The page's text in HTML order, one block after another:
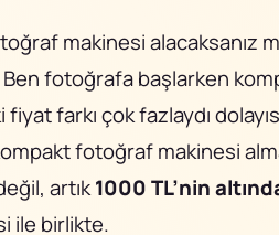
makinesi alacaksanız
Ben fotoğrafa başlarken
farkı çok fazlaydı
fotoğraf makinesi
artık1000 TL’nin
ile birlikte.